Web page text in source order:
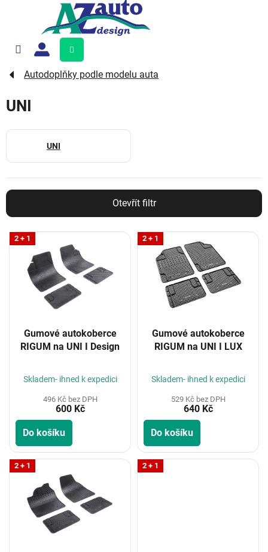
Nákupní
košík
Autodoplňky podle modelu auta
UNI
UNI
Otevřít filtr
V
ý
2 + 1
Gumové autokoberce
RIGUM na UNI I Design
Skladem- ihned k expedici
496 Kč bez DPH
600 Kč
Do košíku
2 + 1
Gumové autokoberce
RIGUM na UNI I LUX
Skladem- ihned k expedici
529 Kč bez DPH
640 Kč
Do košíku
2 + 1 2 + 1